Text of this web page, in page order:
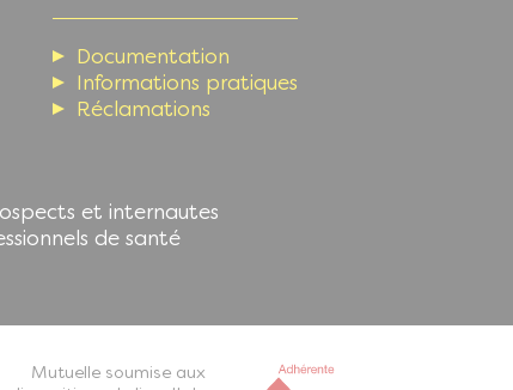
Documentation
Informations pratiques
Réclamations
et internautes
de santé
Mutuelle soumise aux